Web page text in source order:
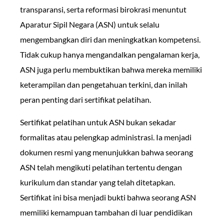
transparansi, serta reformasi birokrasi menuntut
Aparatur Sipil Negara (ASN) untuk selalu
mengembangkan diri dan meningkatkan kompetensi.
Tidak cukup hanya mengandalkan pengalaman kerja,
ASN juga perlu membuktikan bahwa mereka memiliki
keterampilan dan pengetahuan terkini, dan inilah
peran penting dari sertifikat pelatihan.
Sertifikat pelatihan untuk ASN bukan sekadar
formalitas atau pelengkap administrasi. Ia menjadi
dokumen resmi yang menunjukkan bahwa seorang
ASN telah mengikuti pelatihan tertentu dengan
kurikulum dan standar yang telah ditetapkan.
Sertifikat ini bisa menjadi bukti bahwa seorang ASN
memiliki kemampuan tambahan di luar pendidikan